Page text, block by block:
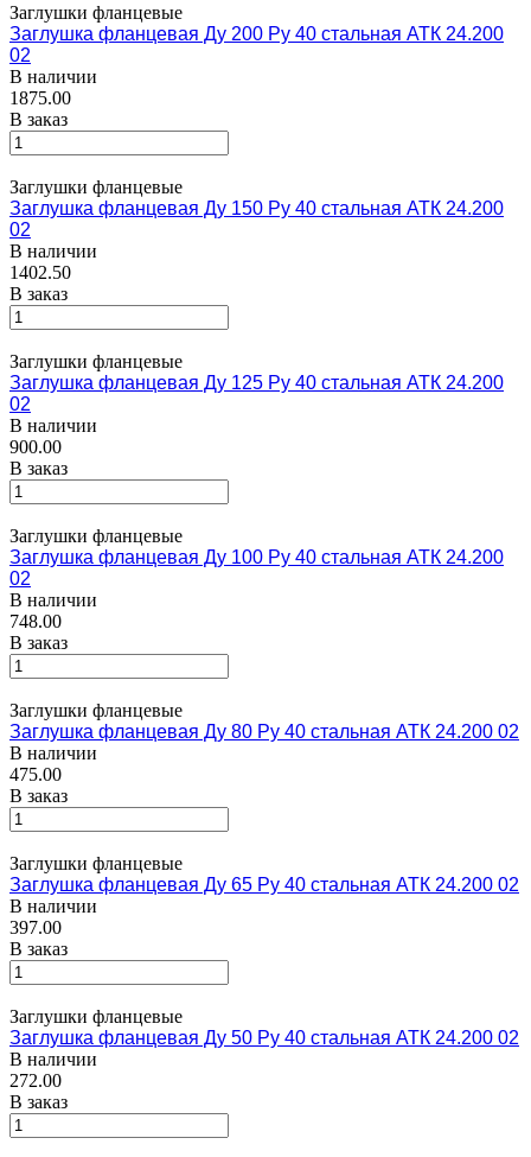
Заглушки фланцевые
Заглушка фланцевая Ду 200 Ру 40 стальная АТК 24.200
02
В наличии
1875.00
В заказ
Заглушки фланцевые
Заглушка фланцевая Ду 150 Ру 40 стальная АТК 24.200
02
В наличии
1402.50
В заказ
Заглушки фланцевые
Заглушка фланцевая Ду 125 Ру 40 стальная АТК 24.200
02
В наличии
900.00
В заказ
Заглушки фланцевые
Заглушка фланцевая Ду 100 Ру 40 стальная АТК 24.200
02
В наличии
748.00
В заказ
Заглушки фланцевые
Заглушка фланцевая Ду 80 Ру 40 стальная АТК 24.200 02
В наличии
475.00
В заказ
Заглушки фланцевые
Заглушка фланцевая Ду 65 Ру 40 стальная АТК 24.200 02
В наличии
397.00
В заказ
Заглушки фланцевые
Заглушка фланцевая Ду 50 Ру 40 стальная АТК 24.200 02
В наличии
272.00
В заказ